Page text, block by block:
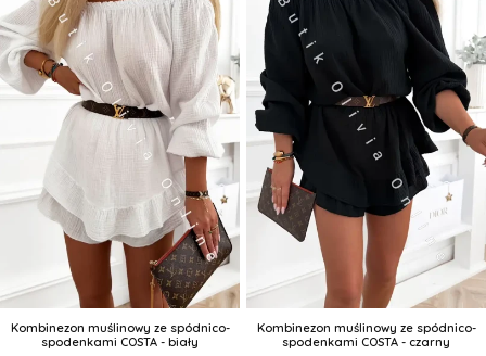
Kombinezon muślinowy ze spódnico-
spodenkami COSTA - biały
Kombinezon muślinowy ze spódnico-
spodenkami COSTA - czarny